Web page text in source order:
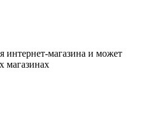
интернет-магазина и может
магазинах